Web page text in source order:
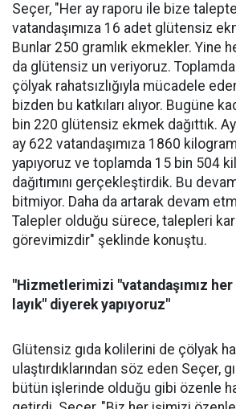
Seçer, "Her ay raporu ile bize
vatandaşımıza 16 adet glütensiz
Bunlar 250 gramlık ekmekler. Yine
da glütensiz un veriyoruz.
çölyak rahatsızlığıyla mücadele
bizden bu katkıları alıyor. Bugüne
bin 220 glütensiz ekmek dağıttık.
ay 622 vatandaşımıza 1860 kilogram
yapıyoruz ve toplamda 15 bin 504
dağıtımını gerçekleştirdik. Bu
bitmiyor. Daha da artarak devam
Talepler olduğu sürece, talepleri
görevimizdir" şeklinde konuştu.
"Hizmetlerimizi "vatandaşımız
layık" diyerek yapıyoruz"
Glütensiz gıda kolilerini de çölyak
ulaştırdıklarından söz eden Seçer,
bütün işlerinde olduğu gibi özenle